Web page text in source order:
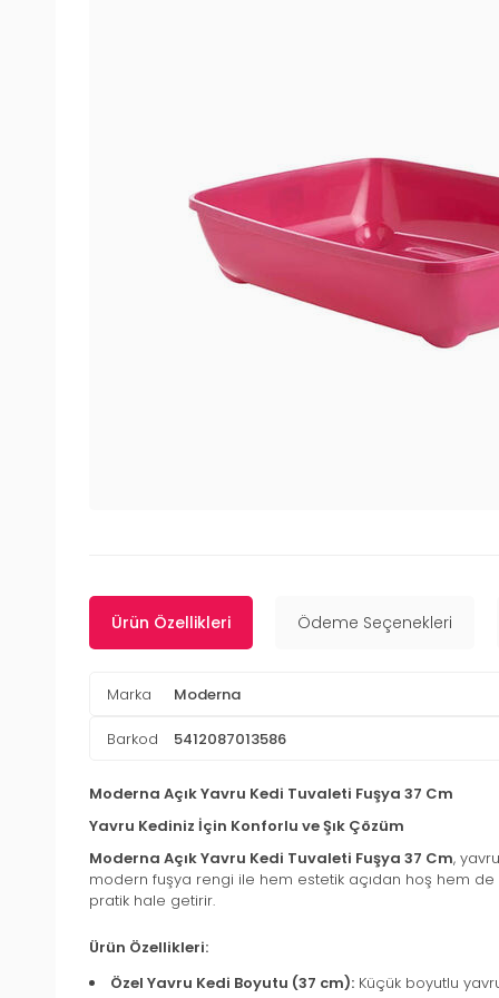
Ürün Özellikleri Ödeme Seçenekleri
Marka Moderna
Barkod 5412087013586
Moderna Açık Yavru Kedi Tuvaleti Fuşya 37 Cm
Yavru Kediniz İçin Konforlu ve Şık Çözüm
Moderna Açık Yavru Kedi Tuvaleti Fuşya 37 Cm,
modern fuşya rengi ile hem estetik açıdan hoş hem de
pratik hale getirir.
Ürün Özellikleri:
Özel Yavru Kedi Boyutu (37 cm): Küçük boyutlu